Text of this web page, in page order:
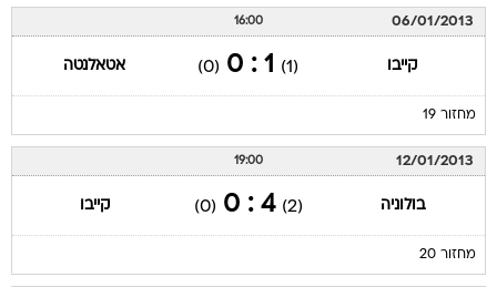
06/01/2013
16:00
קייבו (1)
1 : 0
(0) אטאלנטה
מחזור 19
12/01/2013
19:00
בולוניה (2)
4 : 0
(0) קייבו
מחזור 20